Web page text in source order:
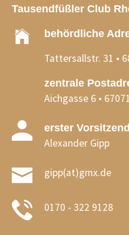
Tausendfüßler Club
behördliche
Tattersallstr. 31 •
zentrale
Aichgasse 6 •
erster
Alexander Gipp
gipp(at)gmx.de
0170 - 322 9128